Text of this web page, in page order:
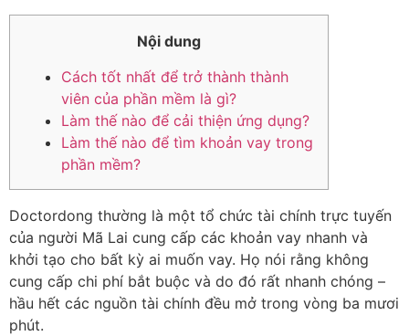
Nội dung
Cách tốt nhất để trở thành thành
viên của phần mềm là gì?
Làm thế nào để cải thiện ứng dụng?
Làm thế nào để tìm khoản vay trong
phần mềm?
Doctordong thường là một tổ chức tài chính trực tuyến
của người Mã Lai cung cấp các khoản vay nhanh và
khởi tạo cho bất kỳ ai muốn vay. Họ nói rằng không
cung cấp chi phí bắt buộc và do đó rất nhanh chóng –
hầu hết các nguồn tài chính đều mở trong vòng ba mươi
phút.